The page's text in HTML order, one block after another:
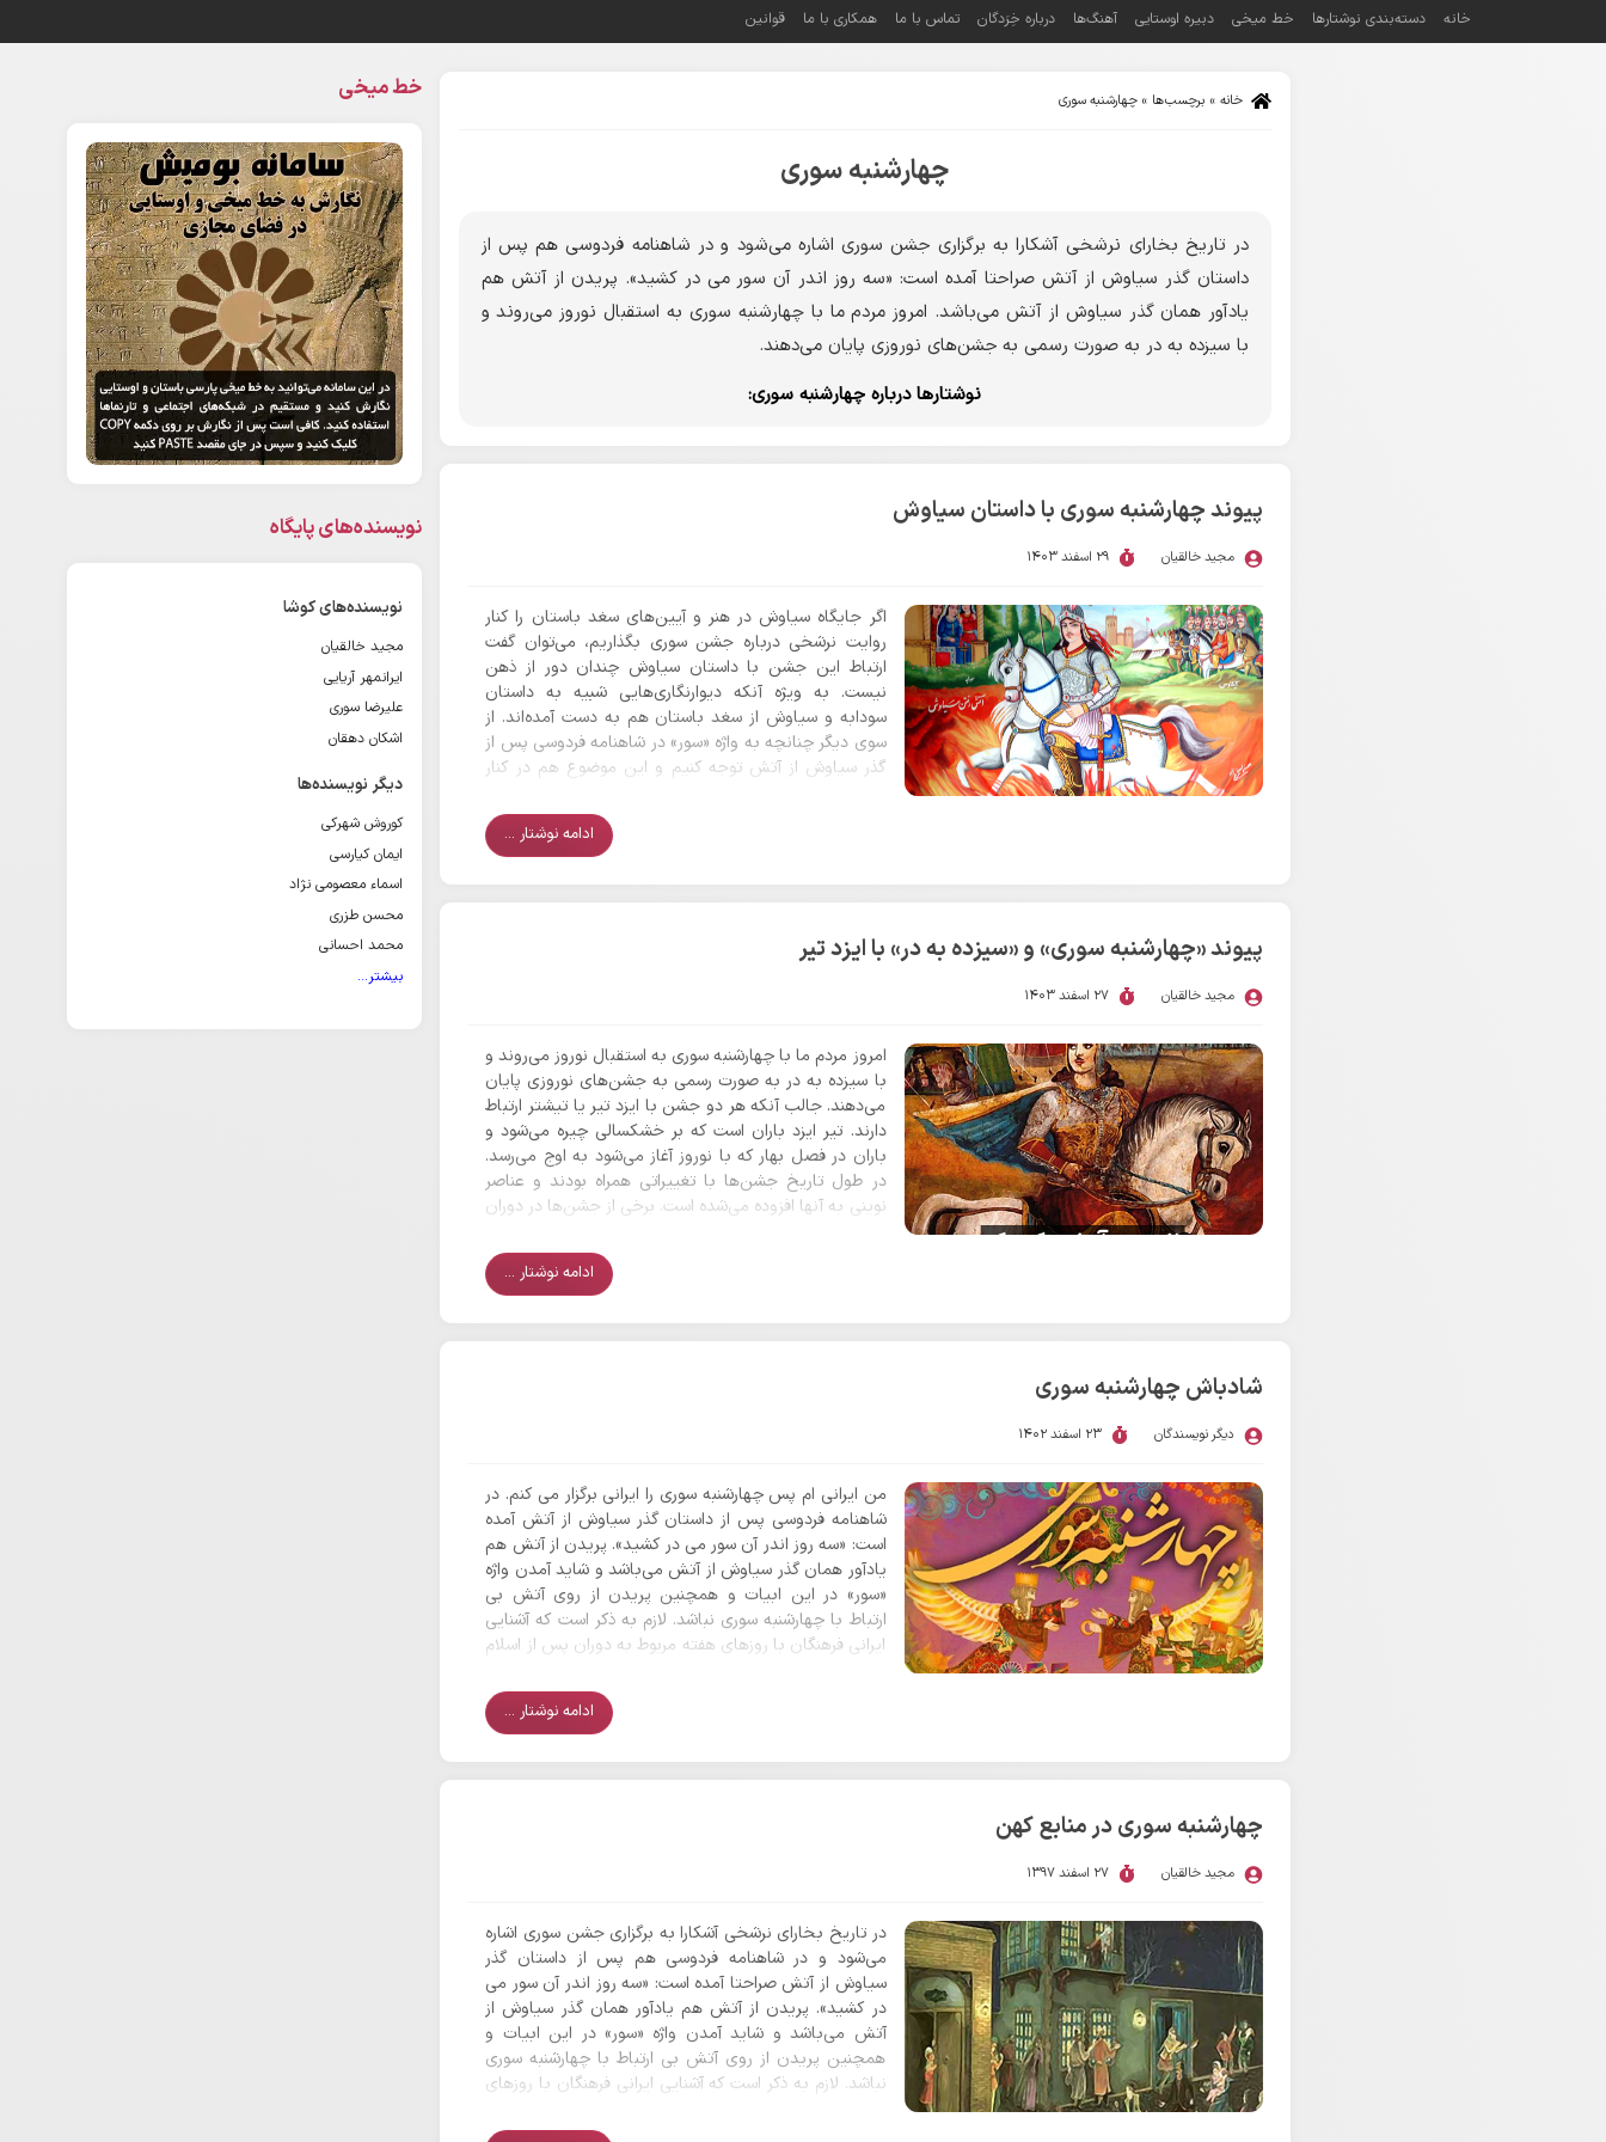
خانه » برچسب‌ها » چهارشنبه سوری
چهارشنبه سوری
در تاریخ بخارای نرشخى آشکارا به برگزاری جشن سوری اشاره می‌شود و در شاهنامه فردوسی هم پس از
داستان گذر سیاوش از آتش صراحتا آمده است: «سه روز اندر آن سور می در کشید». پریدن از آتش هم
یادآور همان گذر سیاوش از آتش می‌باشد. امروز مردم ما با چهارشنبه سوری به استقبال نوروز می‌روند و
با سیزده به در به صورت رسمی به جشن‌های نوروزی پایان می‌دهند.
نوشتارها درباره چهارشنبه سوری:
پیوند چهارشنبه سوری با داستان سیاوش
مجید خالقیان 29 اسفند 1403
اگر جایگاه سیاوش در هنر و آیین‌های سغد باستان را کنار
روایت نرشخی درباره جشن سوری بگذاریم، می‌توان گفت
ارتباط این جشن با داستان سیاوش چندان دور از ذهن
نیست. به ویژه آنکه دیوارنگاری‌هایی شبیه به داستان
سودابه و سیاوش از سغد باستان هم به دست آمده‌اند. از
سوی دیگر چنانچه به واژه «سور» در شاهنامه فردوسی پس از
گذر سیاوش از آتش توجه کنیم و این موضوع هم در کنار
ادامه نوشتار ...
پیوند «چهارشنبه سوری» و «سیزده به در» با ایزد تیر
مجید خالقیان 27 اسفند 1403
امروز مردم ما با چهارشنبه سوری به استقبال نوروز می‌روند و
با سیزده به در به صورت رسمی به جشن‌های نوروزی پایان
می‌دهند. جالب آنکه هر دو جشن با ایزد تیر یا تیشتر ارتباط
دارند. تیر ایزد باران است که بر خشکسالی چیره می‌شود و
باران در فصل بهار که با نوروز آغاز می‌شود به اوج می‌رسد.
در طول تاریخ جشن‌ها با تغییراتی همراه بودند و عناصر
نوینی به آنها افزوده می‌شده است. برخی از جشن‌ها در دوران
از اهمیت کم‌تری برخوردار بودند اما به مرور اهمیت
ادامه نوشتار ...
شادباش چهارشنبه سوری
دیگر نویسندگان 23 اسفند 1402
من ایرانی ام پس چهارشنبه سوری را ایرانی برگزار می کنم. در
شاهنامه فردوسی پس از داستان گذر سیاوش از آتش آمده
است: «سه روز اندر آن سور می در کشید». پریدن از آتش هم
یادآور همان گذر سیاوش از آتش می‌باشد و شاید آمدن واژه
«سور» در این ابیات و همچنین پریدن از روی آتش بی
ارتباط با چهارشنبه سوری نباشد. لازم به ذکر است که آشنایی
ایرانی فرهنگان با روزهای هفته مربوط به دوران پس از اسلام
ادامه نوشتار ...
چهارشنبه سوری در منابع کهن
مجید خالقیان 27 اسفند 1397
در تاریخ بخارای نرشخى آشکارا به برگزاری جشن سوری اشاره
می‌شود و در شاهنامه فردوسی هم پس از داستان گذر
سیاوش از آتش صراحتا آمده است: «سه روز اندر آن سور می
در کشید». پریدن از آتش هم یادآور همان گذر سیاوش از
آتش می‌باشد و شاید آمدن واژه «سور» در این ابیات و
همچنین پریدن از روی آتش بی ارتباط با چهارشنبه سوری
نباشد. لازم به ذکر است که آشنایی ایرانی فرهنگان با روزهای
اسلام هم ایرانیان آشنایی داشتند. حداقل در همان
خط میخی
نویسنده‌های پایگاه
نویسنده‌های کوشا
مجید خالقیان
ایرانمهر آریایی
علیرضا سوری
اشکان دهقان
دیگر نویسنده‌ها
کوروش شهرکی
ایمان کیارسی
اسماء معصومی نژاد
محسن طزری
محمد احسانی
بیشتر...
خانه دسته‌بندی نوشتارها خط میخی دبیره اوستایی آهنگ‌ها درباره خِرَدگان تماس با ما همکاری با ما قوانین